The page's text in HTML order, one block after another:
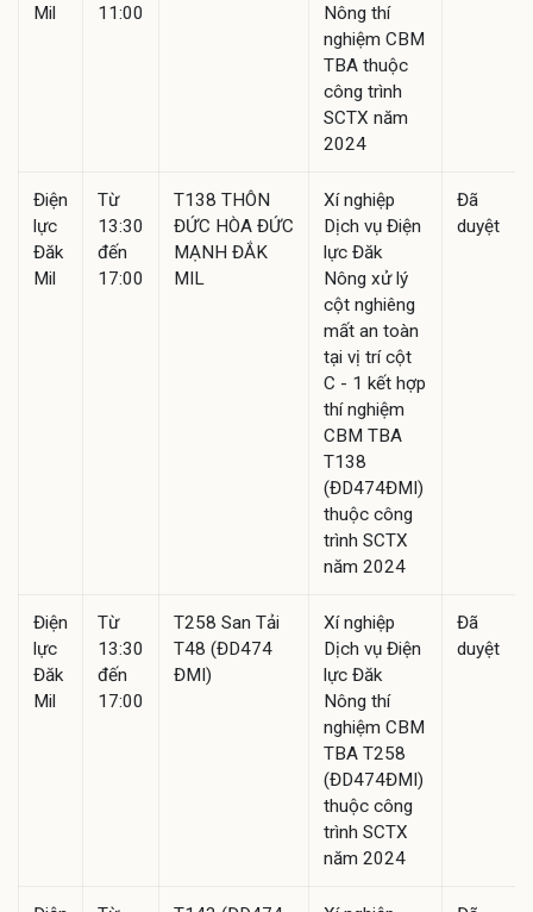
Mil
11:00
Nông thí
nghiệm CBM
TBA thuộc
công trình
SCTX năm
2024
Điện
lực
Đăk
Mil
Từ
13:30
đến
17:00
T138 THÔN
ĐỨC HÒA ĐỨC
MẠNH ĐẮK
MIL
Xí nghiệp
Dịch vụ Điện
lực Đăk
Nông xử lý
cột nghiêng
mất an toàn
tại vị trí cột
C - 1 kết hợp
thí nghiệm
CBM TBA
T138
(ĐD474ĐMI)
thuộc công
trình SCTX
năm 2024
Đã
duyệt
Điện
lực
Đăk
Mil
Từ
13:30
đến
17:00
T258 San Tải
T48 (ĐD474
ĐMI)
Xí nghiệp
Dịch vụ Điện
lực Đăk
Nông thí
nghiệm CBM
TBA T258
(ĐD474ĐMI)
thuộc công
trình SCTX
năm 2024
Đã
duyệt